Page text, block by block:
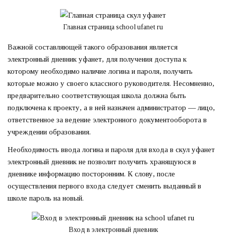
Главная страница school ufanet ru
Важной составляющей такого образования является
электронный дневник уфанет, для получения доступа к
которому необходимо наличие логина и пароля, получить
которые можно у своего классного руководителя. Несомненно,
предварительно соответствующая школа должна быть
подключена к проекту, а в ней назначен администратор — лицо,
ответственное за ведение электронного документооборота в
учреждении образования.
Необходимость ввода логина и пароля для входа в скул уфанет
электронный дневник не позволит получить хранящуюся в
дневнике информацию посторонним. К слову, после
осуществления первого входа следует сменить выданный в
школе пароль на новый.
Вход в электронный дневник